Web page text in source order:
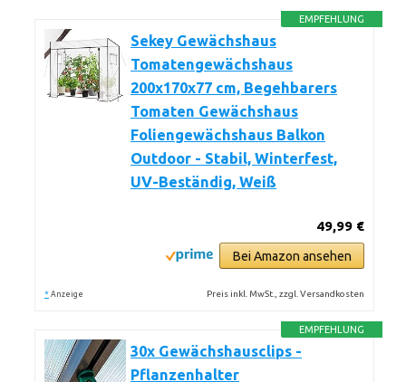
EMPFEHLUNG
Sekey Gewächshaus
Tomatengewächshaus
200x170x77 cm, Begehbarers
Tomaten Gewächshaus
Foliengewächshaus Balkon
Outdoor - Stabil, Winterfest,
UV-Beständig, Weiß
49,99 €
Bei Amazon ansehen
* Anzeige Preis inkl. MwSt., zzgl. Versandkosten
EMPFEHLUNG
30x Gewächshausclips -
Pflanzenhalter